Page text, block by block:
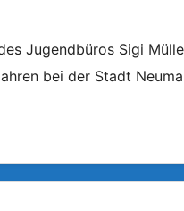
Jugendbüros Sigi
bei der Stadt